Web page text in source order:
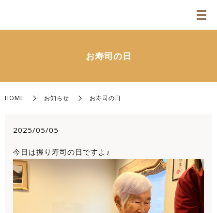
お寿司の日
HOME お知らせ お寿司の日
2025/05/05
今日は握り寿司の日ですよ♪